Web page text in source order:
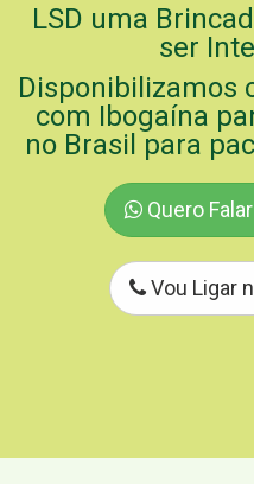
LSD uma
ser
Disponibilizamos
com Ibogaína
no Brasil para
Quero
Vou Ligar